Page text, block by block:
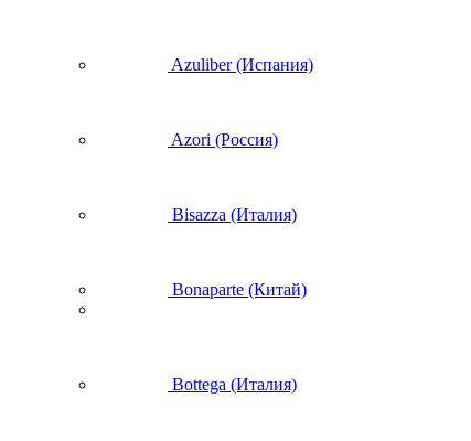
Azuliber (Испания)
Azori (Россия)
Bisazza (Италия)
Bonaparte (Китай)
Bottega (Италия)